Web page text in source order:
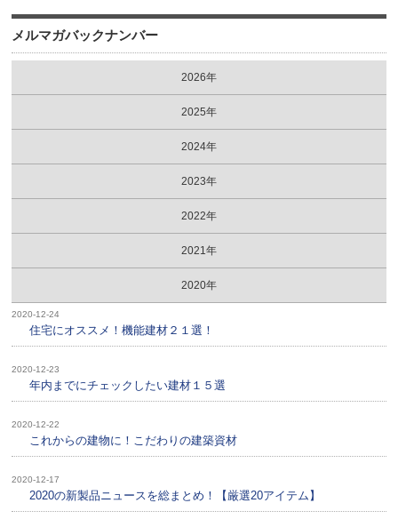
メルマガバックナンバー
2026年
2025年
2024年
2023年
2022年
2021年
2020年
2020-12-24
住宅にオススメ！機能建材２１選！
2020-12-23
年内までにチェックしたい建材１５選
2020-12-22
これからの建物に！こだわりの建築資材
2020-12-17
2020の新製品ニュースを総まとめ！【厳選20アイテム】